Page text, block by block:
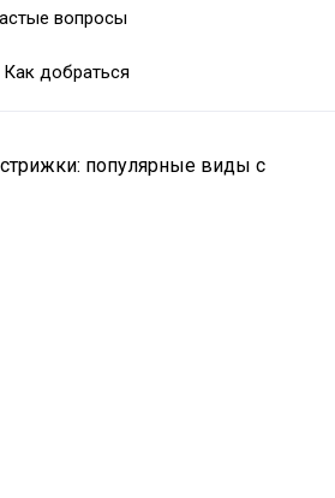
вопросы
Как добраться
популярные виды с